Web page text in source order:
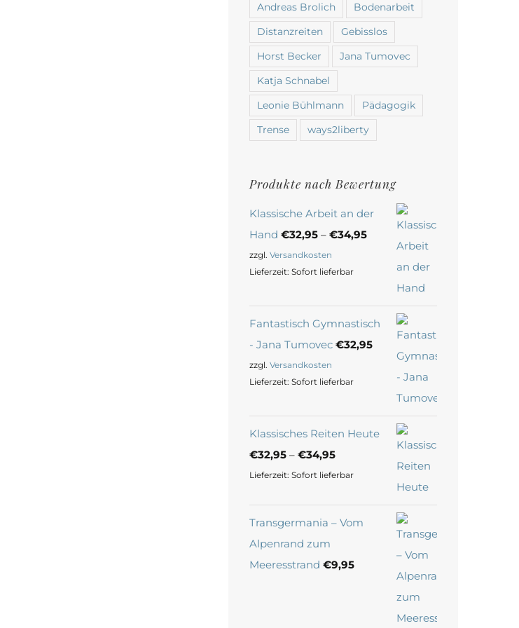
Andreas Brolich Bodenarbeit
Distanzreiten Gebisslos
Horst Becker Jana Tumovec
Katja Schnabel
Leonie Bühlmann Pädagogik
Trense ways2liberty
Produkte nach Bewertung
Klassische Arbeit an der
Hand €32,95 –€34,95
zzgl.Versandkosten
Lieferzeit:Sofort lieferbar
Fantastisch Gymnastisch
- Jana Tumovec €32,95
zzgl.Versandkosten
Lieferzeit:Sofort lieferbar
Klassisches Reiten Heute
€32,95 –€34,95
Lieferzeit:Sofort lieferbar
Transgermania – Vom
Alpenrand zum
Meeresstrand €9,95